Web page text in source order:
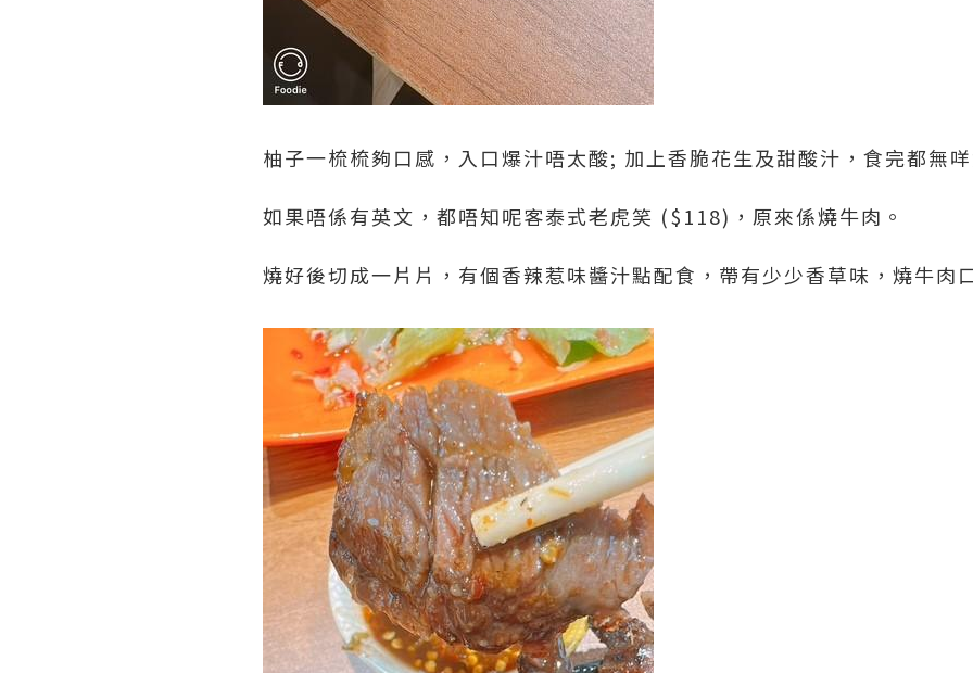
柚子一梳梳夠口感，入口爆汁唔太酸; 加上香脆花生及甜酸汁，食完都無咩
如果唔係有英文，都唔知呢客泰式老虎笑 ($118)，原來係燒牛肉。
燒好後切成一片片，有個香辣惹味醬汁點配食，帶有少少香草味，燒牛肉